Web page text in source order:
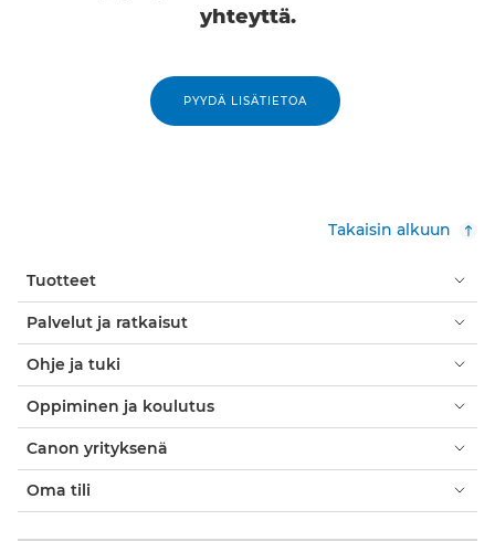
yhteyttä.
PYYDÄ LISÄTIETOA
Takaisin alkuun
Tuotteet
Palvelut ja ratkaisut
Ohje ja tuki
Oppiminen ja koulutus
Canon yrityksenä
Oma tili